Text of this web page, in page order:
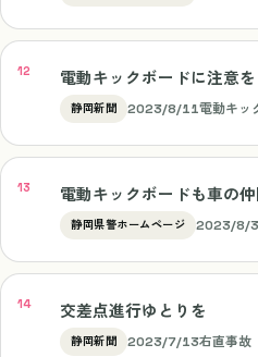
電動キックボードに注意を
静岡新聞 2023/8/11電動キッ
電動キックボードも車の
静岡県警ホームページ 2023/8/
交差点進行ゆとりを
静岡新聞 2023/7/13右直事故